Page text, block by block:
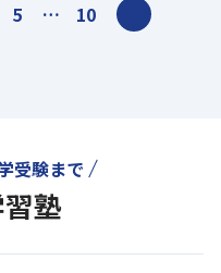
5 … 10
受験まで
塾